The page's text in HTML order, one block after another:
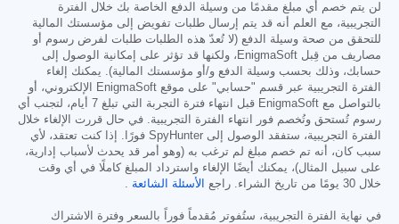
لن يتم خصم أي مبلغ مقدمًا من وسيلة الدفع الخاصة بك خلال الفترة
التجريبية، مع العلم أنه قد يتم إرسال طلبات تفويض إلى مؤسستك المالية
للتحقق من صحة وسيلة الدفع (لا تُعدّ هذه الطلبات طلبات لفرض رسوم أو
مصاريف من قِبل EnigmaSoft، ولكنها قد تؤثر على إمكانية الوصول إلى
حسابك، وذلك بحسب وسيلة الدفع و/أو مؤسستك المالية). يمكنك إلغاء
الفترة التجريبية عبر قسم "حسابي" على موقع EnigmaSoft الإلكتروني، أو
بالتواصل مع EnigmaSoft قبل انتهاء فترة التجربة التي تبلغ 7 أيام، لتجنب أي
رسوم تُستحق وتُخصم فور انتهاء الفترة التجريبية. في حال قررت الإلغاء خلال
الفترة التجريبية، ستفقد الوصول إلى SpyHunter فورًا. إذا كنت تعتقد، لأي
سبب كان، أنه تم خصم مبلغ لم ترغب به (وهو أمر قد يحدث لأسباب إدارية،
على سبيل المثال)، يمكنك أيضًا الإلغاء واسترداد المبلغ كاملًا في أي وقت
خلال 30 يومًا من تاريخ الشراء. راجع
الأسئلة الشائعة .
في نهاية الفترة التجريبية، ستُفوتر مُقدماً فوراً بالسعر وفترة الاشتراك